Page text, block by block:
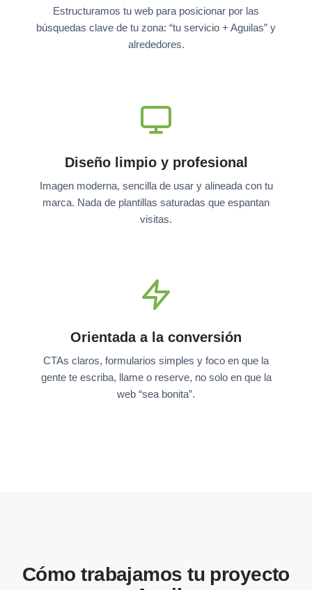
Estructuramos tu web para posicionar por las
búsquedas clave de tu zona: “tu servicio + Aguilas” y
alrededores.
Diseño limpio y profesional
Imagen moderna, sencilla de usar y alineada con tu
marca. Nada de plantillas saturadas que espantan
visitas.
Orientada a la conversión
CTAs claros, formularios simples y foco en que la
gente te escriba, llame o reserve, no solo en que la
web “sea bonita”.
Cómo trabajamos tu proyecto